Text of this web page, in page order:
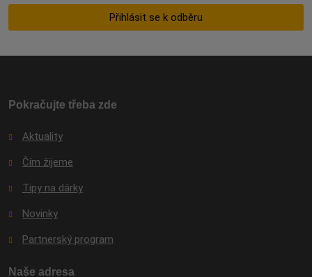
Přihlásit se k odběru
odeslat.
Pokračujte třeba zde
Aktuality
Čím žijeme
Tipy na dárky
Novinky
Partnerský program
Naše adresa